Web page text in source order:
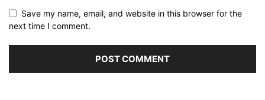
Save my name, email, and website in this browser for the
next time I comment.